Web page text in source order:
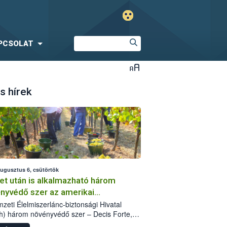
hírek
6, csütörtök
után is alkalmazható három
szer az amerikai
ellen
Élelmiszerlánc-biztonsági Hivatal
három növényvédő szer – Decis Forte,
24 EW, Oroganic – engedélyokiratát